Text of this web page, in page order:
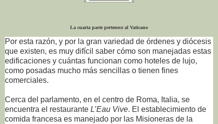
La cuarta parte pertenece al Vaticano
Por esta razón, y por la gran variedad de órdenes y diócesis
que existen, es muy difícil saber cómo son manejadas estas
edificaciones y cuántas funcionan como hoteles de lujo,
como posadas mucho más sencillas o tienen fines
comerciales.
Cerca del parlamento, en el centro de Roma, Italia, se
encuentra el restaurante L’Eau Vive. El establecimiento de
comida francesa es manejado por las Misioneras de la